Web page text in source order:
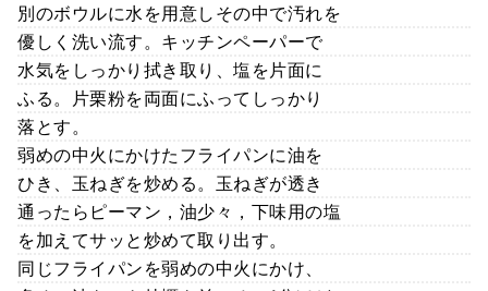
別のボウルに水を用意しその中で汚れを
優しく洗い流す。キッチンペーパーで
水気をしっかり拭き取り、塩を片面に
ふる。片栗粉を両面にふってしっかり
落とす。
弱めの中火にかけたフライパンに油を
ひき、玉ねぎを炒める。玉ねぎが透き
通ったらピーマン，油少々，下味用の塩
を加えてサッと炒めて取り出す。
同じフライパンを弱めの中火にかけ、